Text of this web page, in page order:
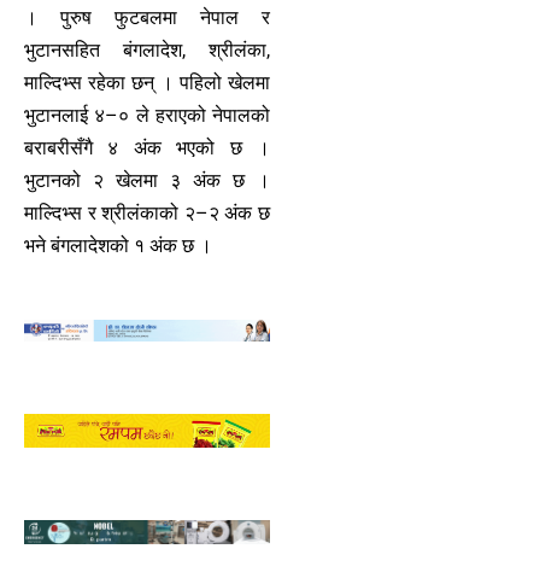
। पुरुष फुटबलमा नेपाल र
भुटानसहित बंगलादेश, श्रीलंका,
माल्दिभ्स रहेका छन् । पहिलो खेलमा
भुटानलाई ४–० ले हराएको नेपालको
बराबरीसँगै ४ अंक भएको छ ।
भुटानको २ खेलमा ३ अंक छ ।
माल्दिभ्स र श्रीलंकाको २–२ अंक छ
भने बंगलादेशको १ अंक छ ।